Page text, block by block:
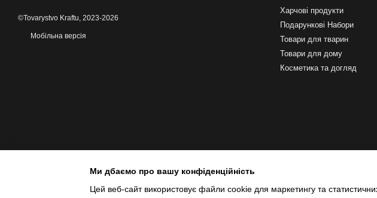
©Tovarystvo Kraftu, 2023-2026
Мобільна версія
Харчові продукти
Подарункові Набори
Товари для тварин
Товари для дому
Косметика та догляд
Ми дбаємо про вашу конфіденційність
Цей веб-сайт використовує файли cookie для маркетингу та